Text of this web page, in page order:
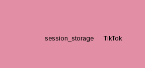
session_storage TikTok